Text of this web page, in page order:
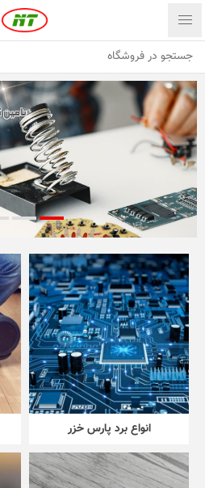
انواع برد پارس خزر